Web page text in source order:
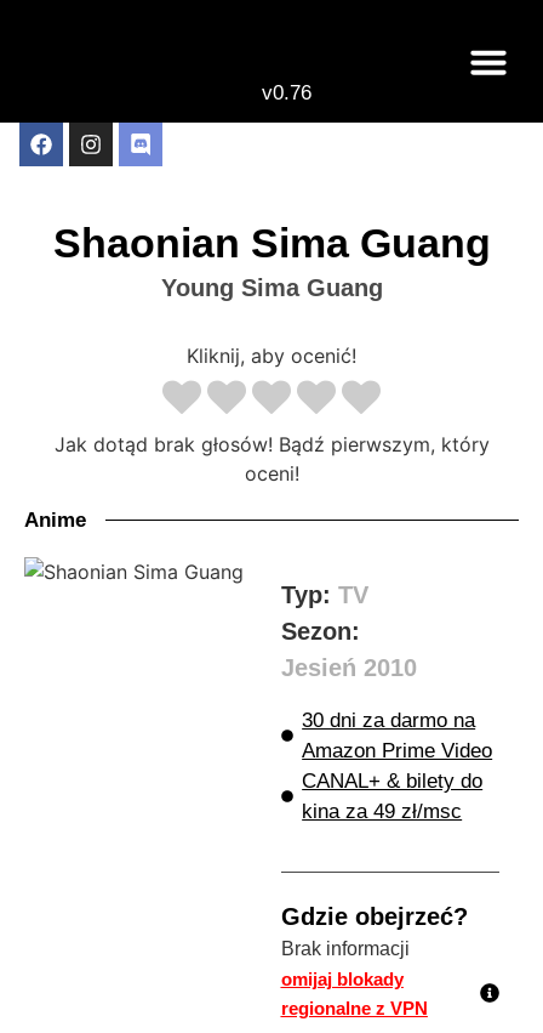
v0.76
Shaonian Sima Guang
Young Sima Guang
Kliknij, aby ocenić!
Jak dotąd brak głosów! Bądź pierwszym, który
oceni!
Anime
Typ: TV
Sezon:
Jesień 2010
30 dni za darmo na
Amazon Prime Video
CANAL+ & bilety do
kina za 49 zł/msc
Gdzie obejrzeć?
Brak informacji
omijaj blokady
regionalne z VPN